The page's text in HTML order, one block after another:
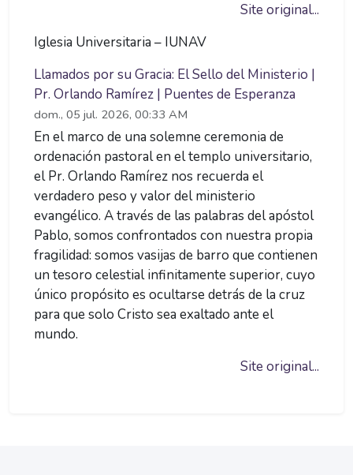
Site original...
Iglesia Universitaria – IUNAV
Llamados por su Gracia: El Sello del Ministerio |
Pr. Orlando Ramírez | Puentes de Esperanza
dom., 05 jul. 2026, 00:33 AM
En el marco de una solemne ceremonia de
ordenación pastoral en el templo universitario,
el Pr. Orlando Ramírez nos recuerda el
verdadero peso y valor del ministerio
evangélico. A través de las palabras del apóstol
Pablo, somos confrontados con nuestra propia
fragilidad: somos vasijas de barro que contienen
un tesoro celestial infinitamente superior, cuyo
único propósito es ocultarse detrás de la cruz
para que solo Cristo sea exaltado ante el
mundo.
Site original...